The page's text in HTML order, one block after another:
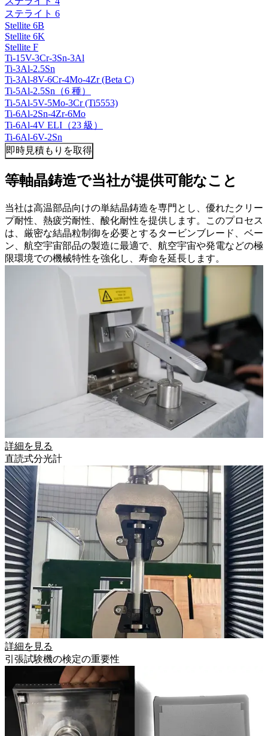
ステライト 6
Stellite 6B
Stellite 6K
Stellite F
Ti-15V-3Cr-3Sn-3Al
Ti-3Al-2.5Sn
Ti-3Al-8V-6Cr-4Mo-4Zr (Beta C)
Ti-5Al-2.5Sn（6 種）
Ti-5Al-5V-5Mo-3Cr (Ti5553)
Ti-6Al-2Sn-4Zr-6Mo
Ti-6Al-4V ELI（23 級）
Ti-6Al-6V-2Sn
即時見積もりを取得
等軸晶鋳造で当社が提供可能なこと
当社は高温部品向けの単結晶鋳造を専門とし、優れたクリー
プ耐性、熱疲労耐性、酸化耐性を提供します。このプロセス
は、厳密な結晶粒制御を必要とするタービンブレード、ベー
ン、航空宇宙部品の製造に最適で、航空宇宙や発電などの極
限環境での機械特性を強化し、寿命を延長します。
詳細を見る
直読式分光計
詳細を見る
引張試験機の検定の重要性